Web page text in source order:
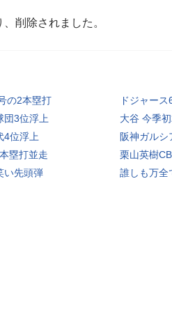
削除されました。
の2本塁打
ドジャー
団3位浮上
大谷 今季
4位浮上
阪神ガル
塁打並走
栗山英樹
い先頭弾
誰しも万全